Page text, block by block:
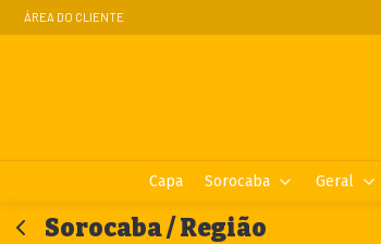
ÁREA DO CLIENTE
Capa Sorocaba Geral
Sorocaba / Região